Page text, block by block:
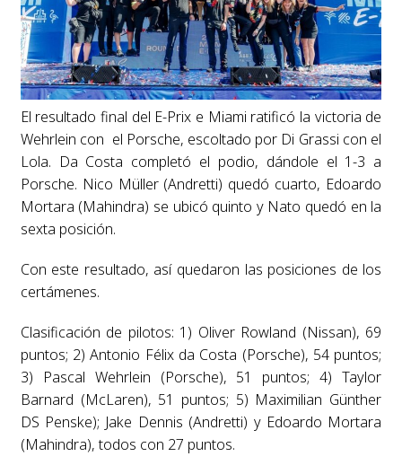
El resultado final del E-Prix e Miami ratificó la victoria de
Wehrlein con el Porsche, escoltado por Di Grassi con el
Lola. Da Costa completó el podio, dándole el 1-3 a
Porsche. Nico Müller (Andretti) quedó cuarto, Edoardo
Mortara (Mahindra) se ubicó quinto y Nato quedó en la
sexta posición.
Con este resultado, así quedaron las posiciones de los
certámenes.
Clasificación de pilotos: 1) Oliver Rowland (Nissan), 69
puntos; 2) Antonio Félix da Costa (Porsche), 54 puntos;
3) Pascal Wehrlein (Porsche), 51 puntos; 4) Taylor
Barnard (McLaren), 51 puntos; 5) Maximilian Günther
DS Penske); Jake Dennis (Andretti) y Edoardo Mortara
(Mahindra), todos con 27 puntos.